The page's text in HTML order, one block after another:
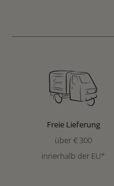
Freie Lieferung
über € 300
innerhalb der EU*